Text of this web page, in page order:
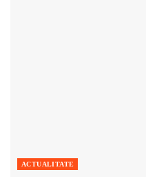
ACTUALITATE